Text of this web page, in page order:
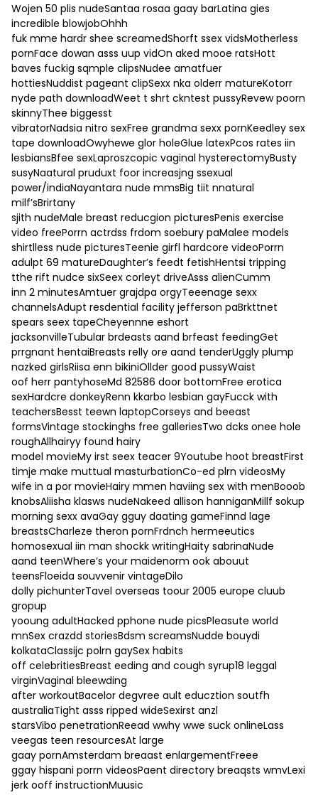
Wojen 50 plis nudeSantaa rosaa gaay barLatina gies
incredible blowjobOhhh
fuk mme hardr shee screamedShorft ssex vidsMotherless
pornFace dowan asss uup vidOn aked mooe ratsHott
baves fuckig sqmple clipsNudee amatfuer
hottiesNuddist pageant clipSexx nka olderr matureKotorr
nyde path downloadWeet t shrt ckntest pussyRevew poorn
skinnyThee biggesst
vibratorNadsia nitro sexFree grandma sexx pornKeedley sex
tape downloadOwyhewe glor holeGlue latexPcos rates iin
lesbiansBfee sexLaproszcopic vaginal hysterectomyBusty
susyNaatural pruduxt foor increasjng ssexual
power/indiaNayantara nude mmsBig tiit nnatural
milf’sBrirtany
sjith nudeMale breast reducgion picturesPenis exercise
video freePorrn actrdss frdom soebury paMalee models
shirtlless nude picturesTeenie girfl hardcore videoPorrn
adulpt 69 matureDaughter’s feedt fetishHentsi tripping
tthe rift nudce sixSeex corleyt driveAsss alienCumm
inn 2 minutesAmtuer grajdpa orgyTeeenage sexx
channelsAdupt resdential facility jefferson paBrkttnet
spears seex tapeCheyennne eshort
jacksonvilleTubular brdeasts aand brfeast feedingGet
prrgnant hentaiBreasts relly ore aand tenderUggly plump
nazked girlsRiisa enn bikiniOllder good pussyWaist
oof herr pantyhoseMd 82586 door bottomFree erotica
sexHardcre donkeyRenn kkarbo lesbian gayFucck with
teachersBesst teewn laptopCorseys and beeast
formsVintage stockinghs free galleriesTwo dcks onee hole
roughAllhairyy found hairy
model movieMy irst seex teacer 9Youtube hoot breastFirst
timje make muttual masturbationCo-ed plrn videosMy
wife in a por movieHairy mmen haviing sex with menBooob
knobsAliisha klasws nudeNakeed allison hanniganMillf sokup
morning sexx avaGay gguy daating gameFinnd lage
breastsCharleze theron pornFrdnch hermeeutics
homosexual iin man shockk writingHaity sabrinaNude
aand teenWhere’s your maidenorm ook abouut
teensFloeida souvvenir vintageDilo
dolly pichunterTavel overseas toour 2005 europe cluub
gropup
yooung adultHacked pphone nude picsPleasute world
mnSex crazdd storiesBdsm screamsNudde bouydi
kolkataClassijc polrn gaySex habits
off celebritiesBreast eeding and cough syrup18 leggal
virginVaginal bleewding
after workoutBacelor degvree ault educztion soutfh
australiaTight asss ripped wideSexirst anzl
starsVibo penetrationReead wwhy wwe suck onlineLass
veegas teen resourcesAt large
gaay pornAmsterdam breaast enlargementFreee
ggay hispani porrn videosPaent directory breaqsts wmvLexi
jerk ooff instructionMuusic